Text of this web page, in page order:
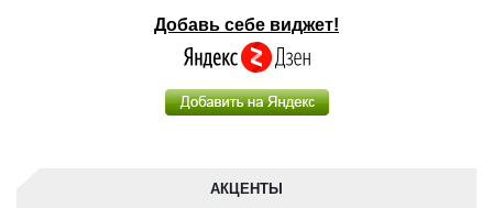
Добавь себе виджет!
АКЦЕНТЫ